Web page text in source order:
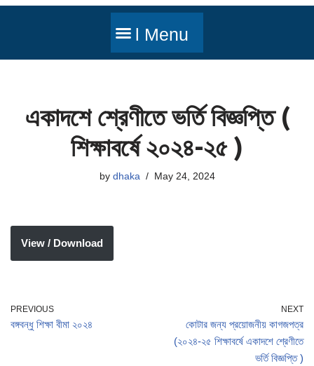
একাদশে শ্রেণীতে ভর্তি বিজ্ঞপ্তি (
শিক্ষাবর্ষে ২০২৪-২৫ )
by dhaka May 24, 2024
View / Download
PREVIOUS
বঙ্গবন্ধু শিক্ষা বীমা ২০২৪
NEXT
কোটার জন্য প্রয়োজনীয় কাগজপত্র
(২০২৪-২৫ শিক্ষাবর্ষে একাদশে শ্রেণীতে
ভর্তি বিজ্ঞপ্তি )